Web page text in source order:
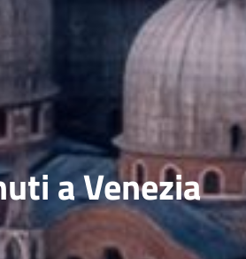
a Venezia